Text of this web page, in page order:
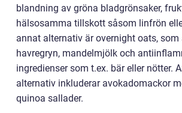
blandning av gröna bladgrönsaker,
hälsosamma tillskott såsom linfrön
annat alternativ är overnight oats, som
havregryn, mandelmjölk och
ingredienser som t.ex. bär eller nötter.
alternativ inkluderar avokadomackor
quinoa sallader.